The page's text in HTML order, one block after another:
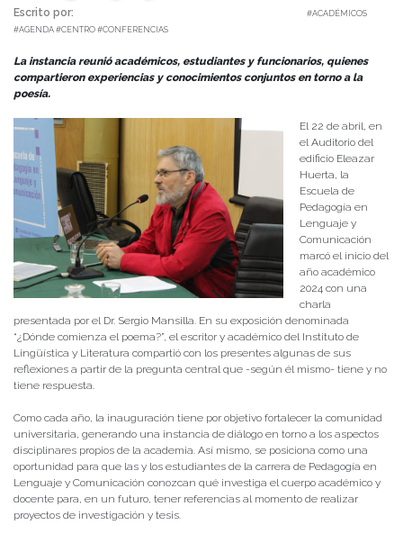
Escrito por:
#ACADÉMICOS
#AGENDA #CENTRO #CONFERENCIAS
La instancia reunió académicos, estudiantes y funcionarios, quienes
compartieron experiencias y conocimientos conjuntos en torno a la
poesía.
El 22 de abril, en
el Auditorio del
edificio Eleazar
Huerta, la
Escuela de
Pedagogía en
Lenguaje y
Comunicación
marcó el inicio del
año académico
2024 con una
charla
presentada por el Dr. Sergio Mansilla. En su exposición denominada
“¿Dónde comienza el poema?”, el escritor y académico del Instituto de
Lingüística y Literatura compartió con los presentes algunas de sus
reflexiones a partir de la pregunta central que -según él mismo- tiene y no
tiene respuesta.
Como cada año, la inauguración tiene por objetivo fortalecer la comunidad
universitaria, generando una instancia de diálogo en torno a los aspectos
disciplinares propios de la academia. Así mismo, se posiciona como una
oportunidad para que las y los estudiantes de la carrera de Pedagogía en
Lenguaje y Comunicación conozcan qué investiga el cuerpo académico y
docente para, en un futuro, tener referencias al momento de realizar
proyectos de investigación y tesis.